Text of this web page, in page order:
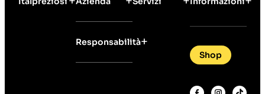
Responsabilità
Shop